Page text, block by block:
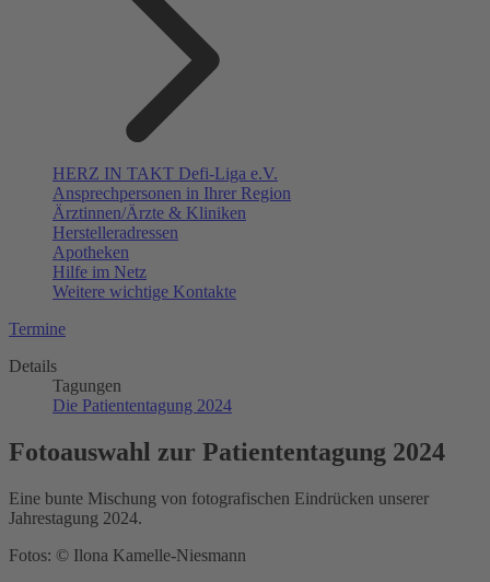
HERZ IN TAKT Defi-Liga e.V.
Ansprechpersonen in Ihrer Region
Ärztinnen/Ärzte & Kliniken
Herstelleradressen
Apotheken
Hilfe im Netz
Weitere wichtige Kontakte
Termine
Details
Tagungen
Die Patiententagung 2024
Fotoauswahl zur Patiententagung 2024
Eine bunte Mischung von fotografischen Eindrücken unserer
Jahrestagung 2024.
Fotos: © Ilona Kamelle-Niesmann